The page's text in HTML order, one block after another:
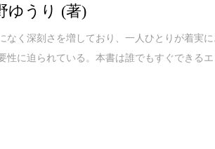
ゆうり (著)
なく深刻さを増しており、一人ひとりが着実
性に迫られている。本書は誰でもすぐできるエ